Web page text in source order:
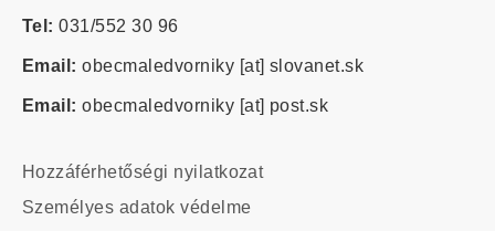
Tel: 031/552 30 96
Email: obecmaledvorniky [at] slovanet.sk
Email: obecmaledvorniky [at] post.sk
Footer
-
Hozzáférhetőségi nyilatkozat
Személyes adatok védelme